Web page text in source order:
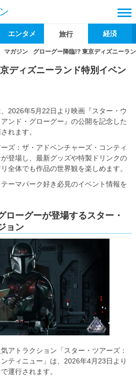
エンタメ 旅行 経済
マガジン グローグー降臨!? 東京ディズニーラ
ディズニーランド特別イベン
2026年5月22日より映画『スター・ウ
ンド・グローグー』の公開を記念した
れます。
ズ：ザ・アドベンチャーズ・コンティ
登場し、最新グッズや特製ドリンクの
全体でも作品の世界観を楽しめます。
ーマパーク好き必見のイベント情報を
ローグーが登場するスター・
ョン
アトラクション「スター・ツアーズ：
ティニュー」は、2026年4月23日より
運行されます。